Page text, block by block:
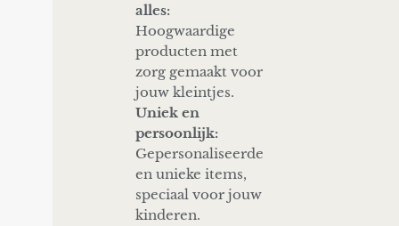
alles:
Hoogwaardige
producten met
zorg gemaakt voor
jouw kleintjes.
Uniek en
persoonlijk:
Gepersonaliseerde
en unieke items,
speciaal voor jouw
kinderen.